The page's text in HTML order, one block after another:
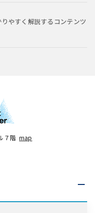
やすく解説するコンテンツ
７階 map